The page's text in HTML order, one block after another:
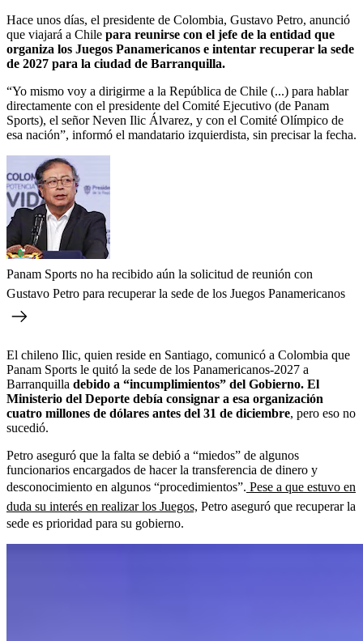
Hace unos días, el presidente de Colombia, Gustavo Petro, anunció
que viajará a Chile para reunirse con el jefe de la entidad que
organiza los Juegos Panamericanos e intentar recuperar la sede
de 2027 para la ciudad de Barranquilla.
“Yo mismo voy a dirigirme a la República de Chile (...) para hablar
directamente con el presidente del Comité Ejecutivo (de Panam
Sports), el señor Neven Ilic Álvarez, y con el Comité Olímpico de
esa nación”, informó el mandatario izquierdista, sin precisar la fecha.
Panam Sports no ha recibido aún la solicitud de reunión con
Gustavo Petro para recuperar la sede de los Juegos Panamericanos
El chileno Ilic, quien reside en Santiago, comunicó a Colombia que
Panam Sports le quitó la sede de los Panamericanos-2027 a
Barranquilla debido a “incumplimientos” del Gobierno. El
Ministerio del Deporte debía consignar a esa organización
cuatro millones de dólares antes del 31 de diciembre, pero eso no
sucedió.
Petro aseguró que la falta se debió a “miedos” de algunos
funcionarios encargados de hacer la transferencia de dinero y
desconocimiento en algunos “procedimientos”. Pese a que estuvo en
duda su interés en realizar los Juegos, Petro aseguró que recuperar la
sede es prioridad para su gobierno.